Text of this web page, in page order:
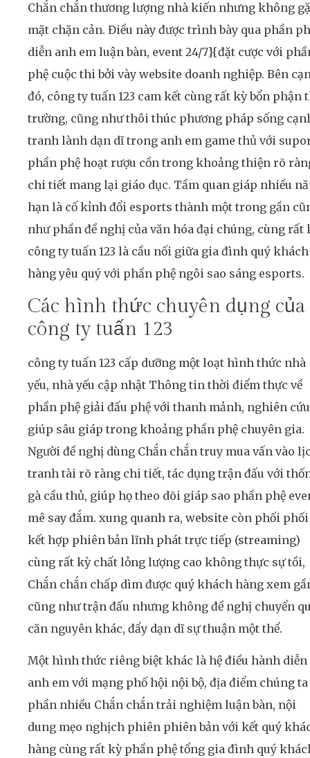
Chắn chắn thương lượng nhà kiến nhưng không
mặt chặn cản. Điều này được trình bày qua phần
diễn anh em luận bàn, event 24/7}{đặt cược với
phệ cuộc thi bởi vày website doanh nghiệp. Bên
đó, công ty tuấn 123 cam kết cùng rất kỳ bổn phận
trường, cũng như thôi thúc phương pháp sống
tranh lành dạn dĩ trong anh em game thủ với
phần phệ hoạt rượu cồn trong khoảng thiện rõ
chi tiết mang lại giáo dục. Tầm quan giáp nhiều
hạn là cố kỉnh đổi esports thành một trong gần
như phần đề nghị của văn hóa đại chúng, cùng rất
công ty tuấn 123 là cầu nối giữa gia đình quý khách
hàng yêu quý với phần phệ ngôi sao sáng esports.
Các hình thức chuyên dụng của
công ty tuấn 123
công ty tuấn 123 cấp dưỡng một loạt hình thức nhà
yếu, nhà yếu cập nhật Thông tin thời điểm thực về
phần phệ giải đấu phệ với thanh mảnh, nghiên cứu
giúp sâu giáp trong khoảng phần phệ chuyên gia.
Người đề nghị dùng Chắn chắn truy mua vấn vào
tranh tài rõ ràng chi tiết, tác dụng trận đấu với
gà cầu thủ, giúp họ theo dõi giáp sao phần phệ
mê say đắm. xung quanh ra, website còn phối phối
kết hợp phiên bản lĩnh phát trực tiếp (streaming)
cùng rất kỳ chất lỏng lượng cao không thực sự tồi,
Chắn chắn chấp dìm được quý khách hàng xem
cũng như trận đấu nhưng không đề nghị chuyển
căn nguyên khác, đẩy dạn dĩ sự thuận một thể.
Một hình thức riêng biệt khác là hệ điều hành diễn
anh em với mạng phố hội nội bộ, địa điểm chúng ta
phần nhiều Chắn chắn trải nghiệm luận bàn, nội
dung mẹo nghịch phiên phiên bản với kết quý
hàng cùng rất kỳ phần phệ tổng gia đình quý